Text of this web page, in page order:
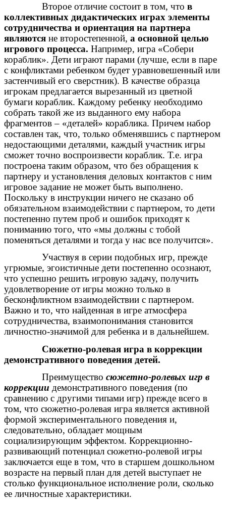
Второе отличие состоит в том, что в
коллективных дидактических играх элементы
сотрудничества и ориентация на партнера
являются не второстепенной, а основной целью
игрового процесса. Например, игра «Собери
кораблик». Дети играют парами (лучше, если в паре
с конфликтами ребенком будет уравновешенный или
застенчивый его сверстник). В качестве образца
игрокам предлагается вырезанный из цветной
бумаги кораблик. Каждому ребенку необходимо
собрать такой же из выданного ему набора
фрагментов – «деталей» кораблика. Причем набор
составлен так, что, только обменявшись с партнером
недостающими деталями, каждый участник игры
сможет точно воспроизвести кораблик. Т.е. игра
построена таким образом, что без обращения к
партнеру и установления деловых контактов с ним
игровое задание не может быть выполнено.
Поскольку в инструкции ничего не сказано об
обязательном взаимодействии с партнером, то дети
постепенно путем проб и ошибок приходят к
пониманию того, что «мы должны с тобой
поменяться деталями и тогда у нас все получится».
Участвуя в серии подобных игр, прежде
угрюмые, эгоистичные дети постепенно осознают,
что успешно решить игровую задачу, получить
удовлетворение от игры можно только в
бесконфликтном взаимодействии с партнером.
Важно и то, что найденная в игре атмосфера
сотрудничества, взаимопонимания становится
личностно-значимой для ребенка и в дальнейшем.
Сюжетно-ролевая игра в коррекции
демонстративного поведения детей.
Преимущество сюжетно-ролевых игр в
коррекции демонстративного поведения (по
сравнению с другими типами игр) прежде всего в
том, что сюжетно-ролевая игра является активной
формой экспериментального поведения и,
следовательно, обладает мощным
социализирующим эффектом. Коррекционно-
развивающий потенциал сюжетно-ролевой игры
заключается еще в том, что в старшем дошкольном
возрасте на первый план для детей выступает не
столько функциональное исполнение роли, сколько
ее личностные характеристики.